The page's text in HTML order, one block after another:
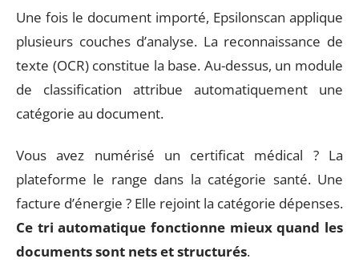
Une fois le document importé, Epsilonscan applique
plusieurs couches d’analyse. La reconnaissance de
texte (OCR) constitue la base. Au-dessus, un module
de classification attribue automatiquement une
catégorie au document.
Vous avez numérisé un certificat médical ? La
plateforme le range dans la catégorie santé. Une
facture d’énergie ? Elle rejoint la catégorie dépenses.
Ce tri automatique fonctionne mieux quand les
documents sont nets et structurés.